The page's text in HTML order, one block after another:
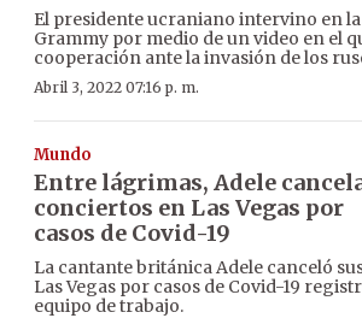
El presidente ucraniano intervino en la
Grammy por medio de un video en el
cooperación ante la invasión de los
Abril 3, 2022 07:16 p. m.
Mundo
Entre lágrimas, Adele
conciertos en Las Vegas por
casos de Covid-19
La cantante británica Adele canceló
Las Vegas por casos de Covid-19
equipo de trabajo.